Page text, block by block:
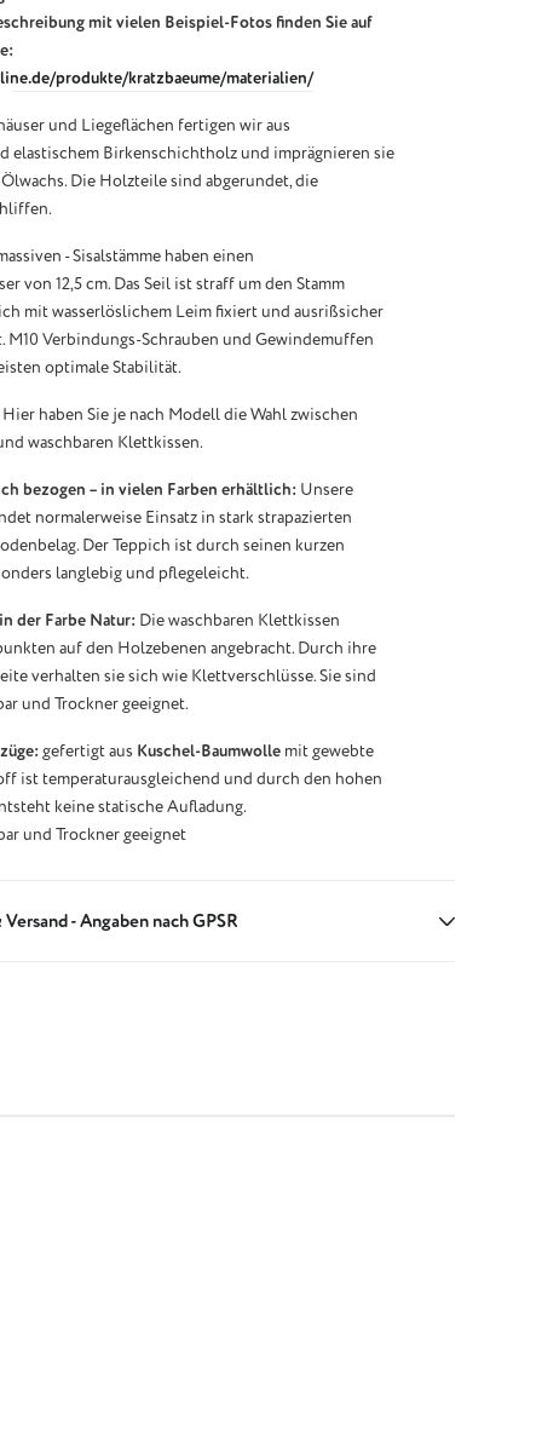
mit vielen Beispiel-Fotos finden Sie auf
produkte/kratzbaeume/materialien/
und Liegeflächen fertigen wir aus
elastischem Birkenschichtholz und imprägnieren sie
Die Holzteile sind abgerundet, die
- Sisalstämme haben einen
von 12,5 cm. Das Seil ist straff um den Stamm
mit wasserlöslichem Leim fixiert und ausrißsicher
M10 Verbindungs-Schrauben und Gewindemuffen
optimale Stabilität.
haben Sie je nach Modell die Wahl zwischen
waschbaren Klettkissen.
bezogen – in vielen Farben erhältlich:Unsere
normalerweise Einsatz in stark strapazierten
Der Teppich ist durch seinen kurzen
langlebig und pflegeleicht.
der Farbe Natur:Die waschbaren Klettkissen
auf den Holzebenen angebracht. Durch ihre
verhalten sie sich wie Klettverschlüsse. Sie sind
und Trockner geeignet.
gefertigt aus Kuschel-Baumwollemit gewebte
ist temperaturausgleichend und durch den hohen
keine statische Aufladung.
und Trockner geeignet
- Angaben nach GPSR